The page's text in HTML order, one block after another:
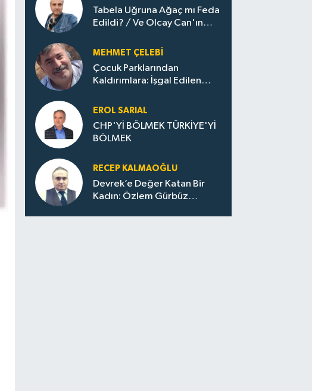
Tabela Uğruna Ağaç mı Feda
Edildi? / Ve Olcay Can'ın
MEHMET ÇELEBI
Çocuk Parklarından
Kaldırımlara: İşgal Edilen
Evler Çöp Dolu
EROL SARIAL
CHP'Yİ BÖLMEK TÜRKİYE'Yİ
BÖLMEK
RECEP KALMAOĞLU
Devrek’e Değer Katan Bir
Kadın: Özlem Gürbüz